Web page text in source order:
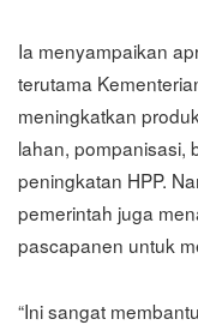
Ia menyampaikan
terutama
meningkatkan
lahan, pompanisasi,
peningkatan HPP.
pemerintah juga
pascapanen untuk
“Ini sangat